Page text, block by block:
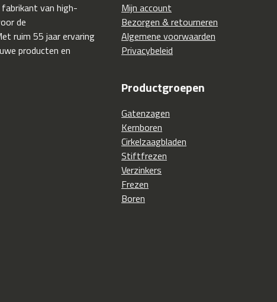
van high-
de
ruim 55 jaar ervaring
producten en
Mijn account
Bezorgen & retourneren
Algemene voorwaarden
Privacybeleid
Productgroepen
Gatenzagen
Kernboren
Cirkelzaagbladen
Stiftfrezen
Verzinkers
Frezen
Boren